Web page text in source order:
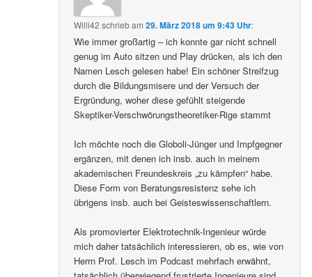
Willi42 schriebam29. März 2018 um 9:43 Uhr:
Wie immer großartig – ich konnte gar nicht schnell
genug im Auto sitzen und Play drücken, als ich den
Namen Lesch gelesen habe! Ein schöner Streifzug
durch die Bildungsmisere und der Versuch der
Ergründung, woher diese gefühlt steigende
Skeptiker-Verschwörungstheoretiker-Rige stammt
Ich möchte noch die Globoli-Jünger und Impfgegner
ergänzen, mit denen ich insb. auch in meinem
akademischen Freundeskreis „zu kämpfen“ habe.
Diese Form von Beratungsresistenz sehe ich
übrigens insb. auch bei Geisteswissenschaftlern.
Als promovierter Elektrotechnik-Ingenieur würde
mich daher tatsächlich interessieren, ob es, wie von
Herrn Prof. Lesch im Podcast mehrfach erwähnt,